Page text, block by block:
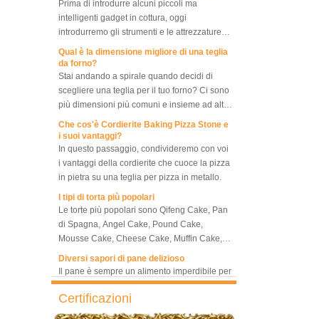
Forno Elettrico A Convezione
Rotante 10 Teglie Con
Lievitatore
a 10 teglie Forno per pane
da forno
Forno Elettrico A Convezione
Rotante A 5 Teglie Con
Lievitatore
Lievitatore per macchine da
forno commerciali
Lievitatore refrigerato per
pasta di pane a doppio
controllo
intelligenti gadget in cottura, oggi
introdurremo gli strumenti e le attrezzature
necessarie per fare il pane.
Qual è la dimensione migliore di una teglia
da forno?
Stai andando a spirale quando decidi di
scegliere una teglia per il tuo forno? Ci sono
più dimensioni più comuni e insieme ad altre
molte dimensioni diverse, quale dimensione
della teglia dovrebbe essere scelta? Cosa
dovremmo notare tra teglie di diverse
dimensioni, in modo da poter scegliere la
migliore e la più adatta, oppure scegliere di
avere un set di teglie con diverse
dimensioni, raggiungendo le migliori
prestazioni di cottura e la massima efficienza
di cottura, risparmiando sui costi per
seppellire più vassoi e risparmiare il più
Che cos'è Cordierite Baking Pizza Stone e
i suoi vantaggi?
In questo passaggio, condivideremo con voi
i vantaggi della cordierite che cuoce la pizza
in pietra su una teglia per pizza in metallo.
I tipi di torta più popolari
Le torte più popolari sono Qifeng Cake, Pan
di Spagna, Angel Cake, Pound Cake,
Mousse Cake, Cheese Cake, Muffin Cake,
Bundt Cake.
Diversi sapori di pane delizioso
Il pane è sempre un alimento imperdibile per
una buona colazione e per il tè pomeridiano.
Qui presentiamo 10 tipi di pane più popolari
in tutto il mondo.
Certificazioni